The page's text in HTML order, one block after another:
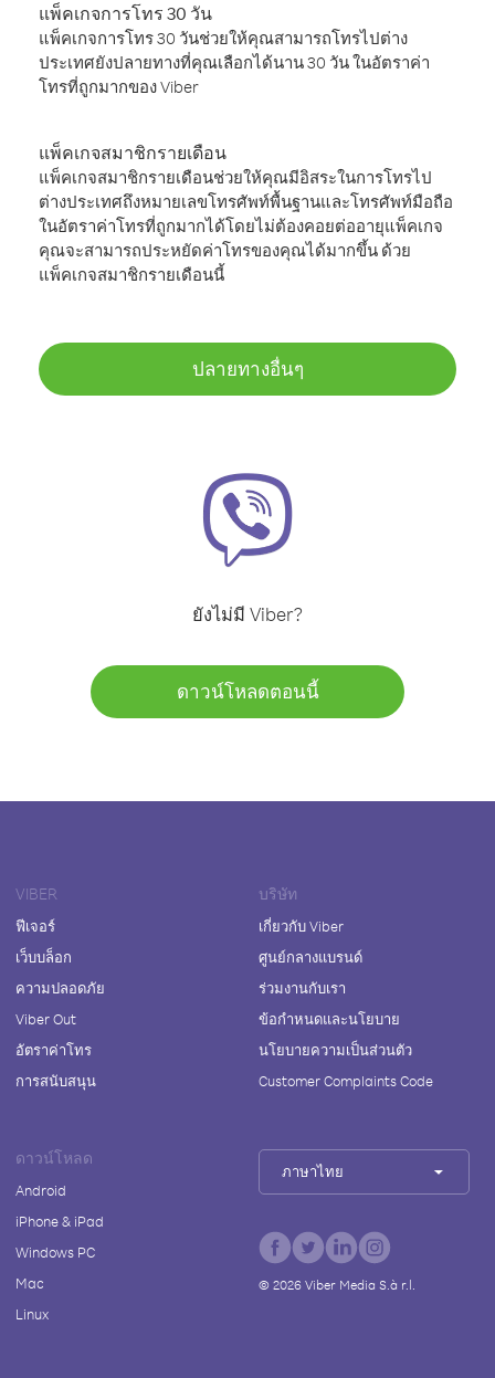
แพ็คเกจการโทร 30 วัน
แพ็คเกจการโทร 30 วันช่วยให้คุณสามารถโทรไปต่าง
ประเทศยังปลายทางที่คุณเลือกได้นาน 30 วัน ในอัตราค่า
โทรที่ถูกมากของ Viber
แพ็คเกจสมาชิกรายเดือน
แพ็คเกจสมาชิกรายเดือนช่วยให้คุณมีอิสระในการโทรไป
ต่างประเทศถึงหมายเลขโทรศัพท์พื้นฐานและโทรศัพท์มือถือ
ในอัตราค่าโทรที่ถูกมากได้โดยไม่ต้องคอยต่ออายุแพ็คเกจ
คุณจะสามารถประหยัดค่าโทรของคุณได้มากขึ้น ด้วย
แพ็คเกจสมาชิกรายเดือนนี้
ปลายทางอื่นๆ
ยังไม่มี Viber?
ดาวน์โหลดตอนนี้
VIBER
ฟีเจอร์
เว็บบล็อก
ความปลอดภัย
Viber Out
อัตราค่าโทร
การสนับสนุน
บริษัท
เกี่ยวกับ Viber
ศูนย์กลางแบรนด์
ร่วมงานกับเรา
ข้อกำหนดและนโยบาย
นโยบายความเป็นส่วนตัว
Customer Complaints Code
ดาวน์โหลด
Android
iPhone & iPad
Windows PC
Mac
Linux
ภาษาไทย
© 2026Viber Media S.à r.l.